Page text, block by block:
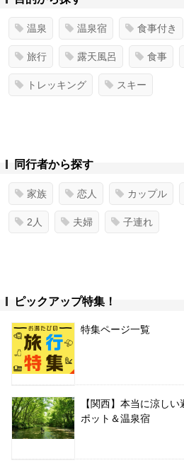
温泉 温泉宿 食事付き
旅行 露天風呂 食事
トレッキング スキー
同行者から探す
家族 恋人 カップル
2人 夫婦 子連れ
ピックアップ特集！
特集ページ一覧
【関西】本当に涼し
ポット＆温泉宿